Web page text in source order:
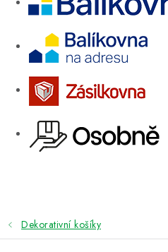
Dekorativní košíky